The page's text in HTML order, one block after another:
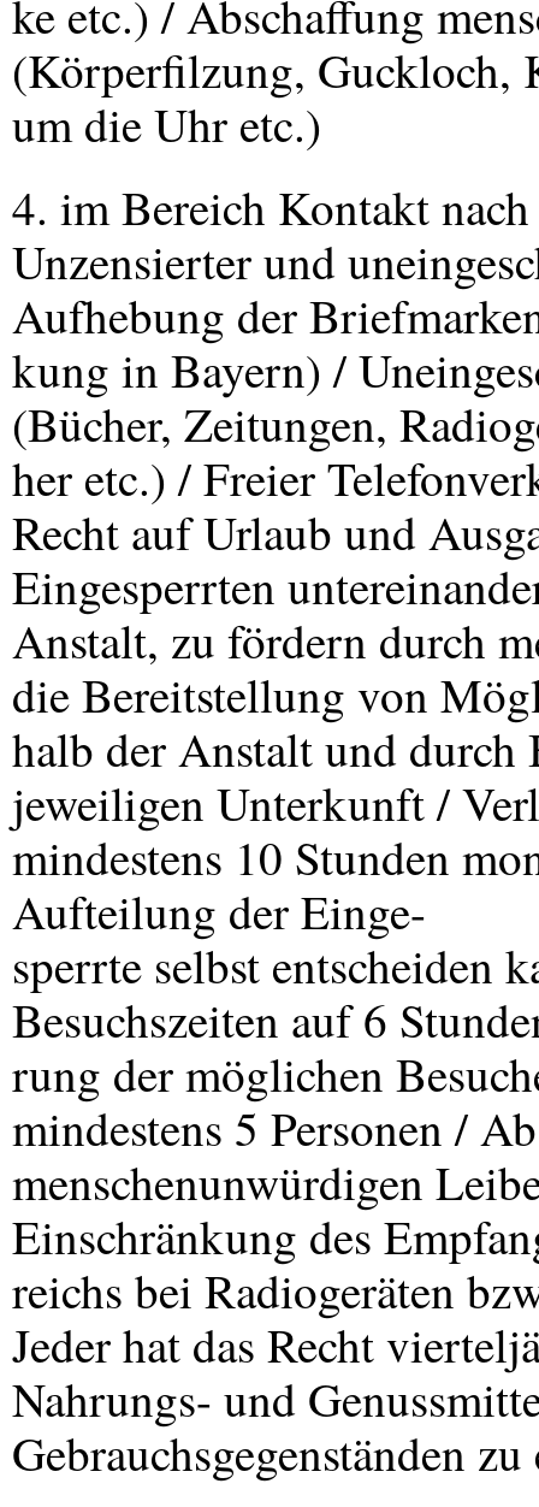
ke etc.) / Abschaffung
(Körperfilzung, Guckloch,
um die Uhr etc.)
4. im Bereich Kontakt
Unzensierter und
Aufhebung der
kung in Bayern) /
(Bücher, Zeitungen,
her etc.) / Freier
Recht auf Urlaub und
Eingesperrten
Anstalt, zu fördern durch
die Bereitstellung von
halb der Anstalt und durch
jeweiligen Unterkunft /
mindestens 10 Stunden
Aufteilung der Einge-
sperrte selbst entscheiden
Besuchszeiten auf 6
rung der möglichen
mindestens 5 Personen /
menschenunwürdigen
Einschränkung des
reichs bei Radiogeräten
Jeder hat das Recht
Nahrungs- und
Gebrauchsgegenständen